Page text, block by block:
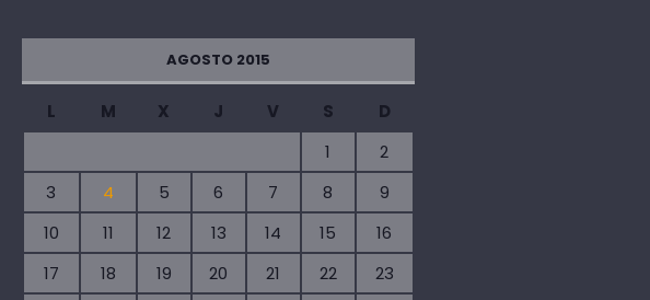
AGOSTO 2015
L M X J V S
D
1
2
3
4 5 6 7 8
9
10
11 12 13 14 15
16
17
18 19 20 21 22
23